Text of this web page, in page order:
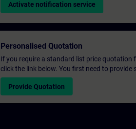
Activate notification service
Personalised Quotation
If you require a standard list price
click the link below. You first need to
Provide Quotation